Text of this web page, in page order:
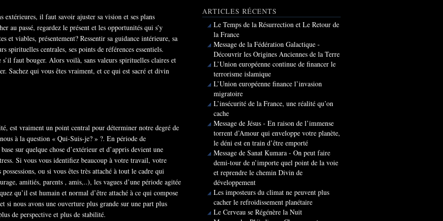
extérieures, il faut savoir ajuster sa vision et ses plans
au passé, regardez le présent et les opportunités qui s’y
et viables, présentement? Ressentir sa guidance intérieure, sa
spirituelles centrales, ses points de références essentiels.
faut bouger. Alors voilà, sans valeurs spirituelles claires et
Sachez qui vous êtes vraiment, et ce qui est sacré et divin
est vraiment un point central pour déterminer notre degré de
à la question « Qui-Suis-je? » ?. En période de
sur quelque chose d’extérieur et d’appris devient une
Si vous vous identifiez beaucoup à votre travail, votre
ou si vous êtes très attaché à tout le cadre qui
amitiés, parents , amis,..), les vagues d’une période agitée
qu’il est humain et normal d’être attaché à ce qui compose
si nous avons une ouverture plus grande sur une part plus
de perspective et plus de stabilité.
ARTICLES RÉCENTS
Le Temps de la Résurrection et Le Retour de
la France
Message de la Fédération Galactique -
Découvrir les Origines Anciennes de la Terre
L’Union européenne continue de financer le
terrorisme islamique
L’Union européenne finance l’invasion
migratoire
L’insécurité de la France, une réalité qu’on
cache
Message de Jésus - En raison de l’immense
torrent d’Amour qui enveloppe votre planète,
le déni est en train d’être emporté
Message de Sanat Kumara - On peut faire
demi-tour de n’importe quel point de la voie
et reprendre le chemin Divin de
développement
Les imposteurs du climat ne peuvent plus
cacher le refroidissement planétaire
Le Cerveau se Régénère la Nuit